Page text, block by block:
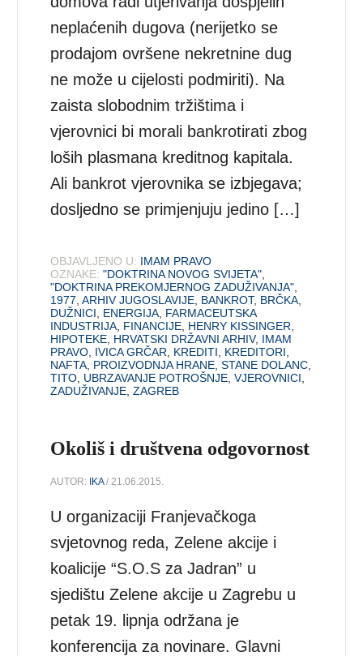
neplaćenih dugova (nerijetko se
prodajom ovršene nekretnine dug
ne može u cijelosti podmiriti). Na
zaista slobodnim tržištima i
vjerovnici bi morali bankrotirati zbog
loših plasmana kreditnog kapitala.
Ali bankrot vjerovnika se izbjegava;
dosljedno se primjenjuju jedino […]
OBJAVLJENO U: IMAM PRAVO
OZNAKE: "DOKTRINA NOVOG SVIJETA"
"DOKTRINA PREKOMJERNOG ZADUŽIVANJA"
1977 ,ARHIV JUGOSLAVIJE BANKROT, BRČKA
DUŽNICI
ENERGIJA FARMACEUTSKA
INDUSTRIJA FINANCIJE HENRY KISSINGER
HIPOTEKE HRVATSKI DRŽAVNI ARHIV, IMAM
PRAVO IVICA GRČAR KREDITI KREDITORI
NAFTA PROIZVODNJA HRANE ,STANE DOLANC
TITO UBRZAVANJE POTROŠNJE ,VJEROVNICI
ZADUŽIVANJE ,ZAGREB
Okoliš i društvena odgovornost
AUTOR: IKA/ 21.06.2015.
U organizaciji Franjevačkoga
svjetovnog reda, Zelene akcije i
koalicije “S.O.S za Jadran” u
sjedištu Zelene akcije u Zagrebu u
petak 19. lipnja održana je
konferencija za novinare. Glavni